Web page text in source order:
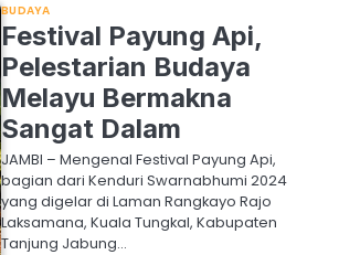
BUDAYA
Festival Payung Api,
Pelestarian Budaya
Melayu Bermakna
Sangat Dalam
JAMBI – Mengenal Festival Payung Api,
bagian dari Kenduri Swarnabhumi 2024
yang digelar di Laman Rangkayo Rajo
Laksamana, Kuala Tungkal, Kabupaten
Tanjung Jabung…